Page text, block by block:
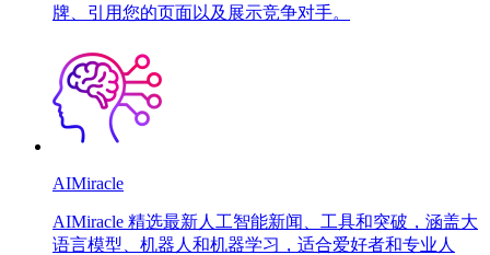
牌、引用您的页面以及展示竞争对手。
AIMiracle
AIMiracle 精选最新人工智能新闻、工具和突破，涵盖大
语言模型、机器人和机器学习，适合爱好者和专业人